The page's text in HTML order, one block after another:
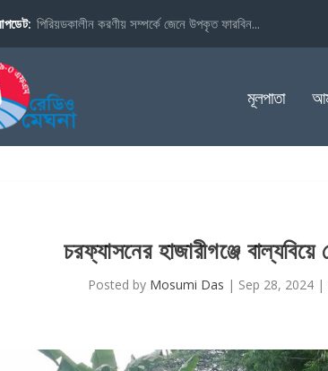
পিরিয়ডকালীন করণীয় সম্পর্কে জেনে উপকৃত ফারবিন...
মূলপাতা
চরফ্যাসনের হাজারীগঞ্জে
Posted by Mosumi Das | Sep 28, 2024|